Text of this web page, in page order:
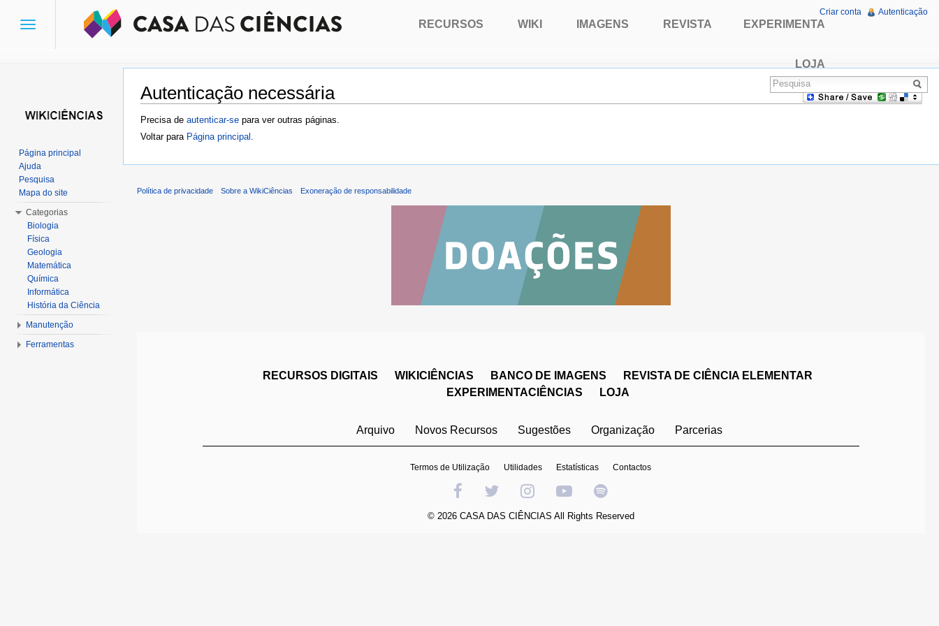
Autenticação necessária
Ir para:navegação,pesquisa
Precisa de autenticar-se para ver outras páginas.
Voltar para Página principal
Toggle
RECURSOS WIKI IMAGENS REVISTA EXPERIMENTA
LOJA
Criar conta Autenticação
Página principal
Ajuda
Pesquisa
Mapa do site
Categorias
Biologia
Física
Geologia
Matemática
Química
Informática
História da Ciência
Manutenção
Ferramentas
Política de privacidade Sobre a WikiCiências Exoneração de responsabilidade
RECURSOS DIGITAIS WIKICIÊNCIAS BANCO DE IMAGENS
REVISTA DE CIÊNCIA ELEMENTAR
EXPERIMENTACIÊNCIAS
LOJA
Arquivo Novos Recursos Sugestões Organização Parcerias
Termos de Utilização Utilidades Estatísticas Contactos
© 2026 CASA DAS CIÊNCIAS All Rights Reserved